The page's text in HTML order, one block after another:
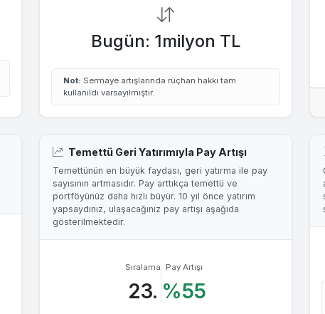
Bugün: 1milyon TL
Not: Sermaye artışlarında rüçhan hakkı tam
kullanıldı varsayılmıştır.
Temettü Geri Yatırımıyla Pay Artışı
Temettünün en büyük faydası, geri yatırma ile pay
sayısının artmasıdır. Pay arttıkça temettü ve
portföyünüz daha hızlı büyür. 10 yıl önce yatırım
yapsaydınız, ulaşacağınız pay artışı aşağıda
gösterilmektedir.
Sıralama
23.
Pay Artışı
%55